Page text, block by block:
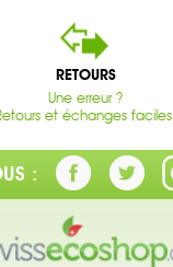
RETOURS
Une erreur ?
et échanges faciles.
: